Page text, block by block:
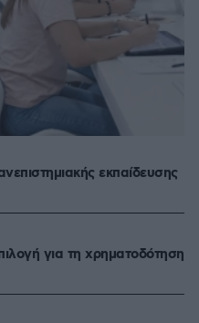
εκπαίδευσης
για τη χρηματοδότηση